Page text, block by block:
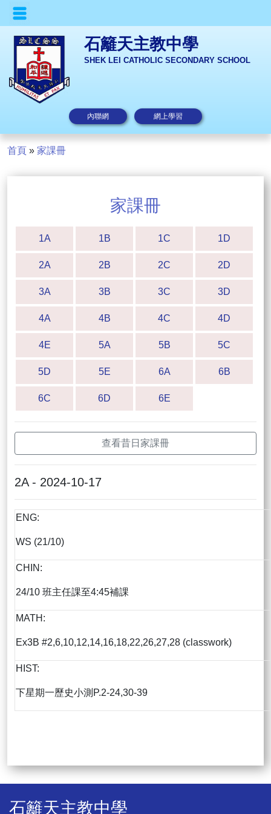
石籬天主教中學
SHEK LEI CATHOLIC SECONDARY SCHOOL
內聯網 網上學習
首頁 » 家課冊
家課冊
1A 1B 1C 1D
2A 2B 2C 2D
3A 3B 3C 3D
4A 4B 4C 4D
4E 5A 5B 5C
5D 5E 6A 6B
6C 6D 6E
查看昔日家課冊
2A - 2024-10-17
ENG:
WS (21/10)
CHIN:
24/10 班主任課至4:45補課
MATH:
Ex3B #2,6,10,12,14,16,18,22,26,27,28 (classwork)
HIST:
下星期一歷史小測P.2-24,30-39
石籬天主教中學